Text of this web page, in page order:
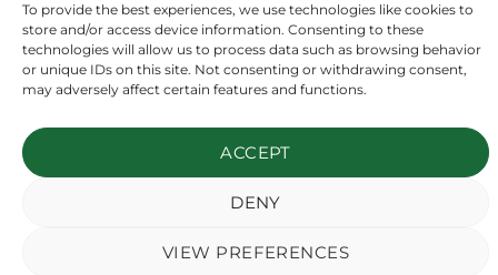
To provide the best experiences, we use technologies like cookies to
store and/or access device information. Consenting to these
technologies will allow us to process data such as browsing behavior
or unique IDs on this site. Not consenting or withdrawing consent,
may adversely affect certain features and functions.
ACCEPT
DENY
VIEW PREFERENCES
PayPal Visa MasterCardAmerican
Express
IDeal
Copyright 2026 ©Outdoor Medals